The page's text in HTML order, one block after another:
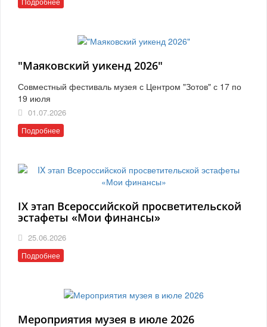
"Маяковский уикенд 2026"
Совместный фестиваль музея с Центром "Зотов" с 17 по
19 июля
01.07.2026
Подробнее
IX этап Всероссийской просветительской
эстафеты «Мои финансы»
25.06.2026
Подробнее
Мероприятия музея в июле 2026